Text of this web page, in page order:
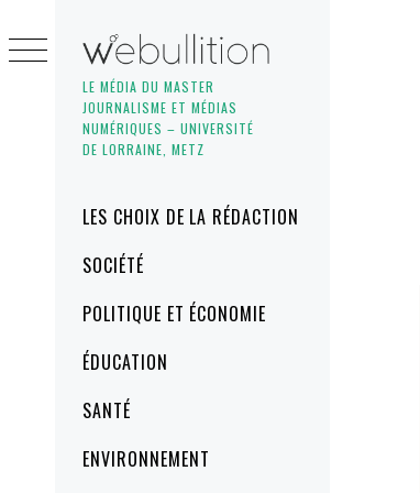
LE MÉDIA DU MASTER
JOURNALISME ET MÉDIAS
NUMÉRIQUES – UNIVERSITÉ
DE LORRAINE, METZ
MenuLES CHOIX DE LA RÉDACTION
SOCIÉTÉ
POLITIQUE ET ÉCONOMIE
ÉDUCATION
SANTÉ
ENVIRONNEMENT
to
content